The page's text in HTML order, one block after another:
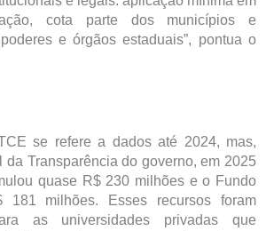
cota parte dos municípios e
e órgãos estaduais”, pontua o
se refere a dados até 2024, mas,
da Transparência do governo, em 2025
quase R$ 230 milhões e o Fundo
181 milhões. Esses recursos foram
as universidades privadas que